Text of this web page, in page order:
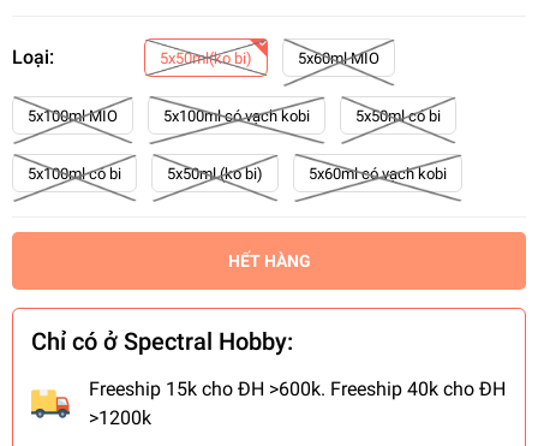
Loại: 5x50ml(ko bi) 5x60ml MIO
5x100ml MIO 5x100ml có vạch kobi 5x50ml có bi
5x100ml có bi 5x50ml (ko bi) 5x60ml có vạch kobi
HẾT HÀNG
Chỉ có ở Spectral Hobby:
Freeship 15k cho ĐH >600k. Freeship 40k cho ĐH
>1200k